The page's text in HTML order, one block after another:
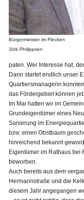
Bürgermeister im Flecken
Jörk Philippsen
paten. Wer Interesse hat,
Dann startet endlich unser
Quartiersmanagerin
das Fördergebiet können
Im Mai hatten wir im
Grundeigentümer eines
Sanierung im
bzw. einen Obstbaum
hinreichend bekannt
Eigentümer im Rathaus bei
beworben.
Auch bereits aus dem
Hermannstraße und die
diesem Jahr angegangen